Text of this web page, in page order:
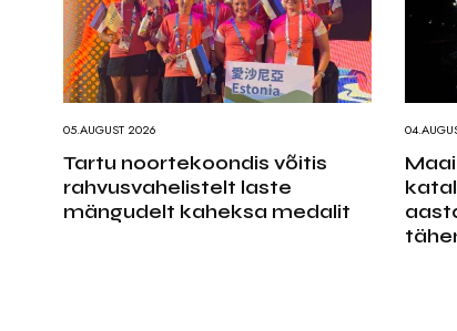
05.AUGUST 2026
Tartu noortekoondis võitis
rahvusvahelistelt laste
mängudelt kaheksa medalit